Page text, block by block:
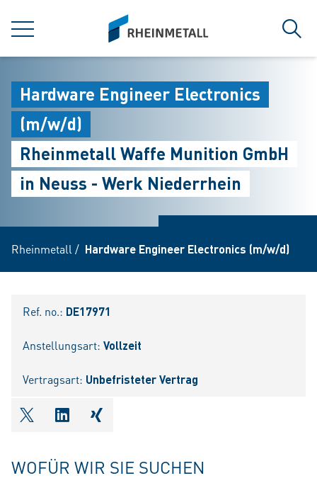
MENU
siteLogo
Hardware Engineer Electronics
(m/w/d)
Rheinmetall Waffe Munition GmbH
in Neuss - Werk Niederrhein
Rheinmetall / Hardware Engineer Electronics (m/w/d)
Ref. no.: DE17971
Anstellungsart: Vollzeit
Vertragsart: Unbefristeter Vertrag
shareOntwitter
shareOnlinkedIn
shareOnxing
WOFÜR WIR SIE SUCHEN